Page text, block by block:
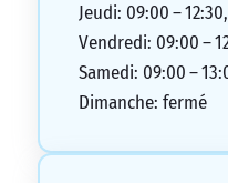
Jeudi: 09:00 –
Vendredi: 09:00 –
Samedi: 09:00 –
Dimanche: fermé